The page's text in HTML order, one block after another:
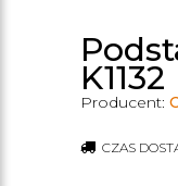
K1132
Producent:
CZAS